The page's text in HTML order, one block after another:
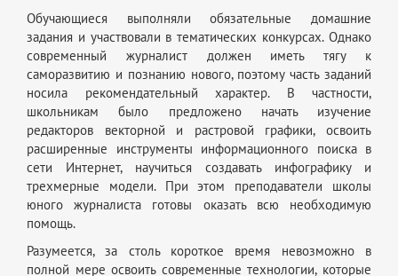
Обучающиеся выполняли обязательные домашние
задания и участвовали в тематических конкурсах. Однако
современный журналист должен иметь тягу к
саморазвитию и познанию нового, поэтому часть заданий
носила рекомендательный характер. В частности,
школьникам было предложено начать изучение
редакторов векторной и растровой графики, освоить
расширенные инструменты информационного поиска в
сети Интернет, научиться создавать инфографику и
трехмерные модели. При этом преподаватели школы
юного журналиста готовы оказать всю необходимую
помощь.
Разумеется, за столь короткое время невозможно в
полной мере освоить современные технологии, которые